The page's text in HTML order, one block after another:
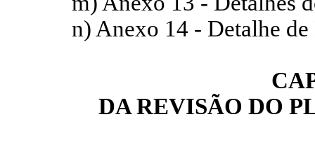
n) Anexo 14 - Detalhe
DA REVISÃO DO